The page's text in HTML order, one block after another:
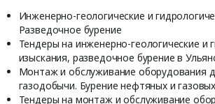
Инженерно-геологические и
Разведочное бурение
Тендеры на инженерно-геологические и
изыскания, разведочное бурение в
Монтаж и обслуживание оборудования
газодобычи. Бурение нефтяных и
Тендеры на монтаж и обслуживание